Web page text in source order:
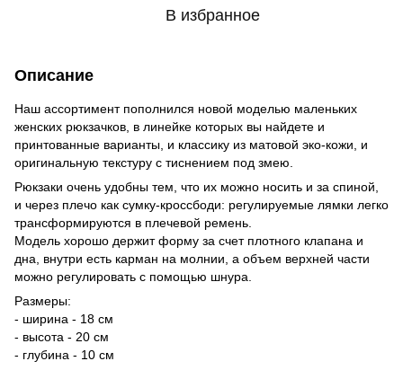
В избранное
Описание
Наш ассортимент пополнился новой моделью маленьких
женских рюкзачков, в линейке которых вы найдете и
принтованные варианты, и классику из матовой эко-кожи, и
оригинальную текстуру с тиснением под змею.
Рюкзаки очень удобны тем, что их можно носить и за спиной,
и через плечо как сумку-кроссбоди: регулируемые лямки легко
трансформируются в плечевой ремень.
Модель хорошо держит форму за счет плотного клапана и
дна, внутри есть карман на молнии, а объем верхней части
можно регулировать с помощью шнура.
Размеры:
- ширина - 18 см
- высота - 20 см
- глубина - 10 см